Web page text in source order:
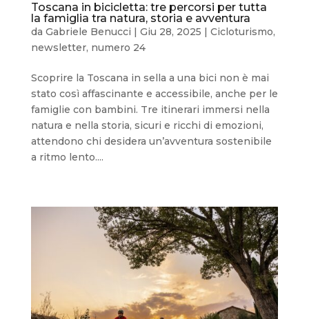
Toscana in bicicletta: tre percorsi per tutta
la famiglia tra natura, storia e avventura
da Gabriele Benucci | Giu 28, 2025 | Cicloturismo,
newsletter, numero 24
Scoprire la Toscana in sella a una bici non è mai
stato così affascinante e accessibile, anche per le
famiglie con bambini. Tre itinerari immersi nella
natura e nella storia, sicuri e ricchi di emozioni,
attendono chi desidera un’avventura sostenibile
a ritmo lento....